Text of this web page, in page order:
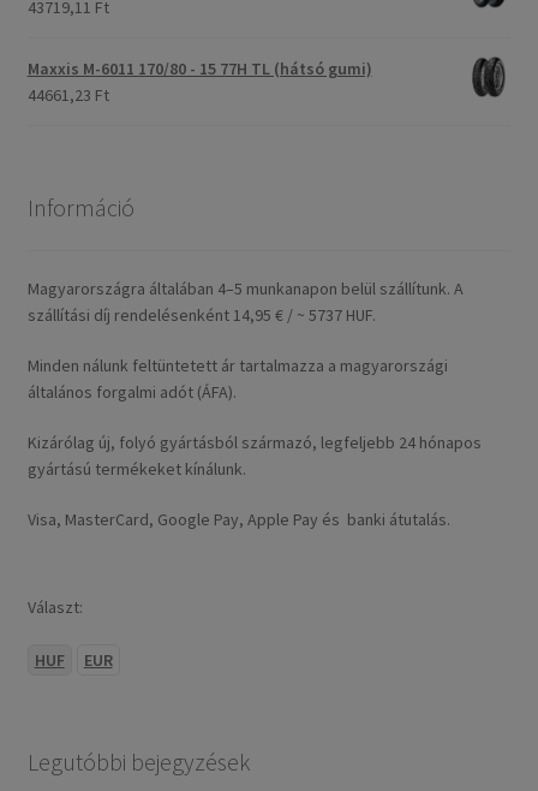
43719,11 Ft
Maxxis M-6011 170/80 - 15 77H TL (hátsó gumi)
44661,23 Ft
Információ
Magyarországra általában 4–5 munkanapon belül szállítunk. A
szállítási díj rendelésenként 14,95 € / ~ 5737 HUF.
Minden nálunk feltüntetett ár tartalmazza a magyarországi
általános forgalmi adót (ÁFA).
Kizárólag új, folyó gyártásból származó, legfeljebb 24 hónapos
gyártású termékeket kínálunk.
Visa, MasterCard, Google Pay, Apple Pay és banki átutalás.
Választ:
HUF EUR
Legutóbbi bejegyzések